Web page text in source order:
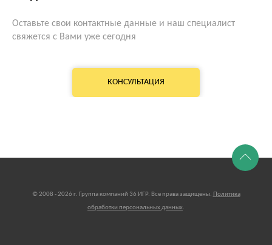
Оставьте свои контактные данные и наш специалист
свяжется с Вами уже сегодня
КОНСУЛЬТАЦИЯ
© 2008 - 2026 г. Группа компаний 36 ИГР. Все права защищены. Политика
обработки персональных данных.